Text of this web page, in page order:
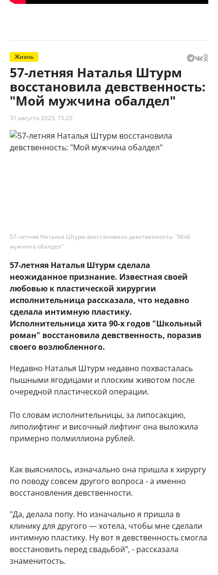
Жизнь
57-летняя Наталья Штурм
восстановила девственность:
"Мой мужчина обалдел"
31 августа 2023, 15:20
57-летняя Наталья Штурм восстановила девственность: "Мой
мужчина обалдел"
57-летняя Наталья Штурм сделала
неожиданное признание. Известная своей
любовью к пластической хирургии
исполнительница рассказала, что недавно
сделала интимную пластику.
Исполнительница хита 90-х годов "Школьный
роман" восстановила девственность, поразив
своего возлюбленного.
Недавно Наталья Штурм недавно похвасталась
пышными ягодицами и плоским животом после
очередной пластической операции.
По словам исполнительницы, за липосакцию,
липолифтинг и височный лифтинг она выложила
примерно полмиллиона рублей.
Как выяснилось, изначально она пришла к хирургу
по поводу совсем другого вопроса - а именно
восстановления девственности.
"Да, делала попу. Но изначально я пришла в
клинику для другого — хотела, чтобы мне сделали
интимную пластику. Ну вот я девственность смогла
восстановить перед свадьбой", - рассказала
знаменитость.